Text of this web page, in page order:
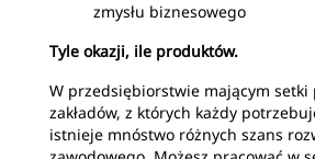
zmysłu biznesowego
Tyle okazji, ile produktów.
W przedsiębiorstwie mającym setki
zakładów, z których każdy
istnieje mnóstwo różnych szans